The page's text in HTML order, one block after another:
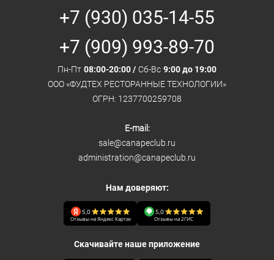
+7 (930) 035-14-55
+7 (909) 993-89-70
Пн-Пт 08:00-20:00 / Сб-Вс 9:00 до 19:00
ООО «ФУДТЕХ РЕСТОРАННЫЕ ТЕХНОЛОГИИ»
ОГРН: 1237700259708
E-mail:
sale@canapeclub.ru
administration@canapeclub.ru
Нам доверяют:
5,0
Отзывы на Яндекс Картах
5,0
Отзывы на 2ГИС
Скачивайте наше приложение